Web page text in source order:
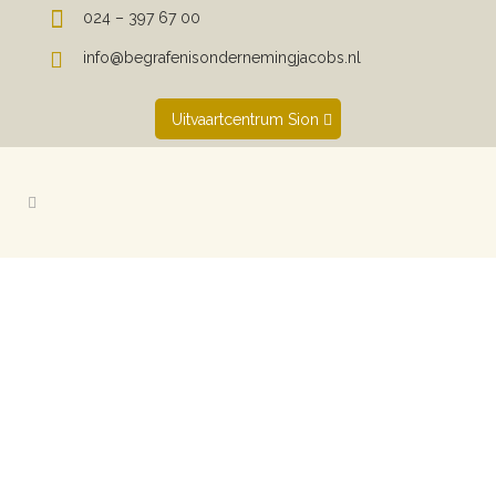
024 – 397 67 00
info@begrafenisondernemingjacobs.nl
Uitvaartcentrum Sion